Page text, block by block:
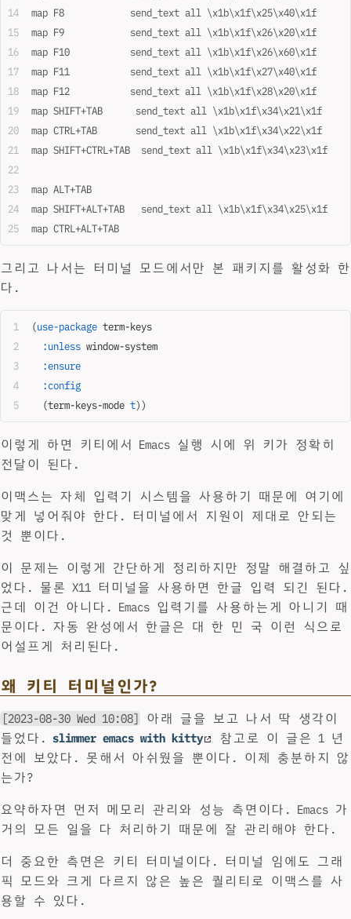
map F8            send_text all \x1b\x1f\x25\x40\x1f
map F9            send_text all \x1b\x1f\x26\x20\x1f
map F10           send_text all \x1b\x1f\x26\x60\x1f
map F11           send_text all \x1b\x1f\x27\x40\x1f
map F12           send_text all \x1b\x1f\x28\x20\x1f
map SHIFT+TAB      send_text all \x1b\x1f\x34\x21\x1f
map CTRL+TAB       send_text all \x1b\x1f\x34\x22\x1f
map SHIFT+CTRL+TAB  send_text all \x1b\x1f\x34\x23\x1f
map ALT+TAB
map SHIFT+ALT+TAB   send_text all \x1b\x1f\x34\x25\x1f
map CTRL+ALT+TAB
그리고 나서는 터미널 모드에서만 본 패키지를 활성화 한
다.
(use-package term-keys
  :unless
window-system
  :ensure
  :config
  (term-keys-mode
t))
이렇게 하면 키티에서 Emacs 실행 시에 위 키가 정확히
전달이 된다.
이맥스는 자체 입력기 시스템을 사용하기 때문에 여기에
맞게 넣어줘야 한다. 터미널에서 지원이 제대로 안되는
것 뿐이다.
이 문제는 이렇게 간단하게 정리하지만 정말 해결하고 싶
었다. 물론 X11 터미널을 사용하면 한글 입력 되긴 된다.
근데 이건 아니다. Emacs 입력기를 사용하는게 아니기 때
문이다. 자동 완성에서 한글은 대 한 민 국 이런 식으로
어설프게 처리된다.
왜 키티 터미널인가?
[2023-08-30 Wed 10:08]
아래 글을 보고 나서 딱 생각이
들었다. slimmer emacs with kitty
참고로 이 글은 1 년
전에 보았다. 못해서 아쉬웠을 뿐이다. 이제 충분하지 않
는가?
요약하자면 먼저 메모리 관리와 성능 측면이다. Emacs 가
거의 모든 일을 다 처리하기 때문에 잘 관리해야 한다.
더 중요한 측면은 키티 터미널이다. 터미널 임에도 그래
픽 모드와 크게 다르지 않은 높은 퀄리티로 이맥스를 사
용할 수 있다.